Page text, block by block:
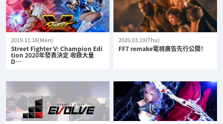
2019.11.18(Mon)
Street Fighter V: Champion Edi
tion 2020年發表決定 收錄大量
D…
2020.03.19(Thu)
FF7 remake電視廣告先行公開！